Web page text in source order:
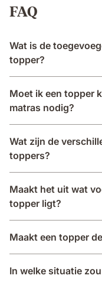
FAQ
Wat is de
topper?
Moet ik een topper
matras nodig?
Wat zijn de
toppers?
Maakt het uit wat
topper ligt?
Maakt een topper
In welke situatie